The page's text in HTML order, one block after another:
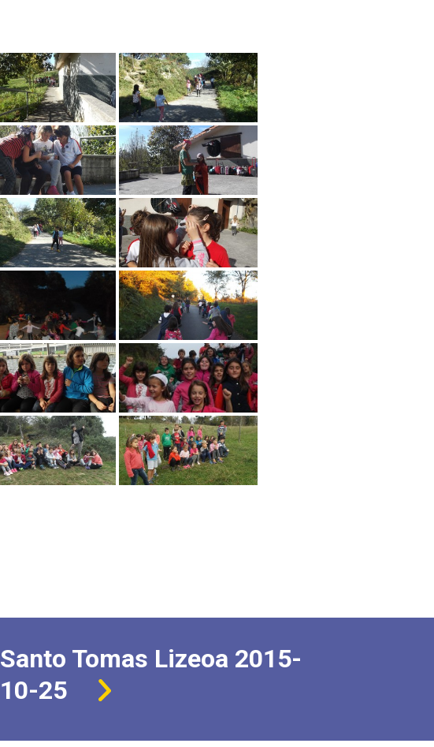
Santo Tomas Lizeoa 2015-
10-25